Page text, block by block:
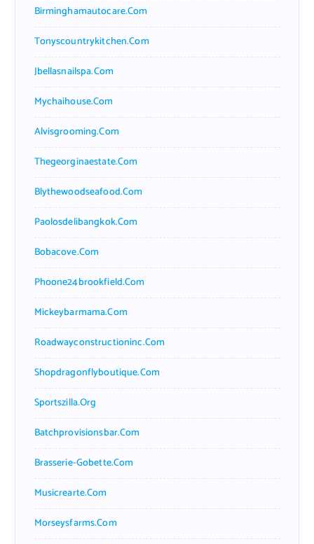
Birminghamautocare.com
Tonyscountrykitchen.com
Jbellasnailspa.com
Mychaihouse.com
Alvisgrooming.com
Thegeorginaestate.com
Blythewoodseafood.com
Paolosdelibangkok.com
Bobacove.com
Phoone24brookfield.com
Mickeybarmama.com
Roadwayconstructioninc.com
Shopdragonflyboutique.com
Sportszilla.org
Batchprovisionsbar.com
Brasserie-Gobette.com
Musicrearte.com
Morseysfarms.com